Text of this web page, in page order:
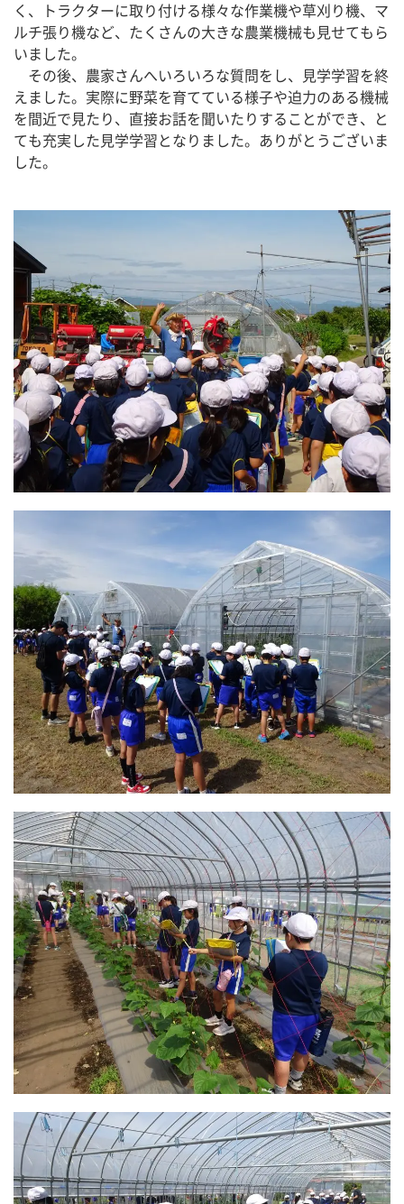
く、トラクターに取り付ける様々な作業機や草刈り機、マ
ルチ張り機など、たくさんの大きな農業機械も見せてもら
いました。
その後、農家さんへいろいろな質問をし、見学学習を終
えました。実際に野菜を育てている様子や迫力のある機械
を間近で見たり、直接お話を聞いたりすることができ、と
ても充実した見学学習となりました。ありがとうございま
した。